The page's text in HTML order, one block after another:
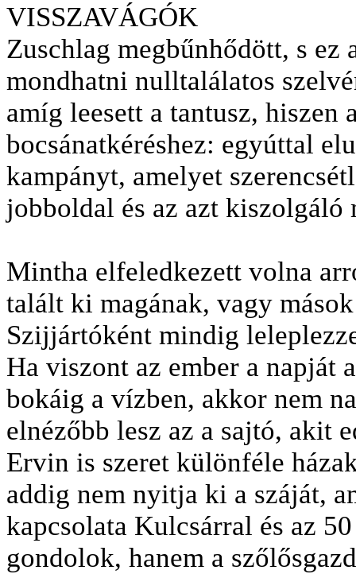
VISSZAVÁGÓK
Zuschlag megbűnhődött, s
mondhatni nulltalálatos
amíg leesett a tantusz, hiszen
bocsánatkéréshez: egyúttal
kampányt, amelyet
jobboldal és az azt
Mintha elfeledkezett volna
talált ki magának, vagy
Szijjártóként mindig
Ha viszont az ember a
bokáig a vízben, akkor nem
elnézőbb lesz az a sajtó, akit
Ervin is szeret különféle
addig nem nyitja ki a száját,
kapcsolata Kulcsárral és az
gondolok, hanem a